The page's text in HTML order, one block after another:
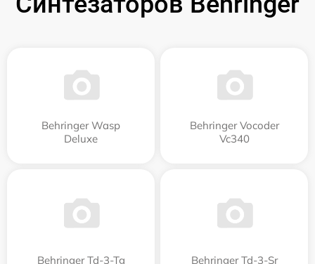
Behringer Wasp
Deluxe
Behringer Vocoder
Vc340
Behringer Td-3-Tg Behringer Td-3-Sr